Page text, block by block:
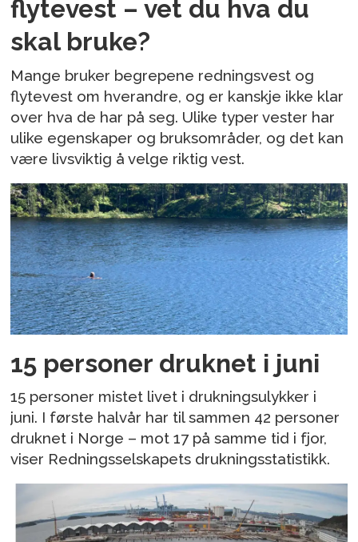
flytevest – vet du hva du
skal bruke?
Mange bruker begrepene redningsvest og
flytevest om hverandre, og er kanskje ikke klar
over hva de har på seg. Ulike typer vester har
ulike egenskaper og bruksområder, og det kan
være livsviktig å velge riktig vest.
15 personer druknet i juni
15 personer mistet livet i drukningsulykker i
juni. I første halvår har til sammen 42 personer
druknet i Norge – mot 17 på samme tid i fjor,
viser Redningsselskapets drukningsstatistikk.